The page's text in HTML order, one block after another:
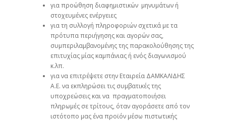
για προώθηση διαφημιστικών μηνυμάτων ή
στοχευμένες ενέργειες
για τη συλλογή πληροφοριών σχετικά με τα
πρότυπα περιήγησης και αγορών σας,
συμπεριλαμβανομένης της παρακολούθησης της
επιτυχίας μίας καμπάνιας ή ενός διαγωνισμού
κ.λπ.
για να επιτρέψετε στην Εταιρεία ΔΑΜΚΑΛΙΔΗΣ
Α.Ε. να εκπληρώσει τις συμβατικές της
υποχρεώσεις και να πραγματοποιήσει
πληρωμές σε τρίτους, όταν αγοράσετε από τον
ιστότοπο μας ένα προϊόν μέσω πιστωτικής